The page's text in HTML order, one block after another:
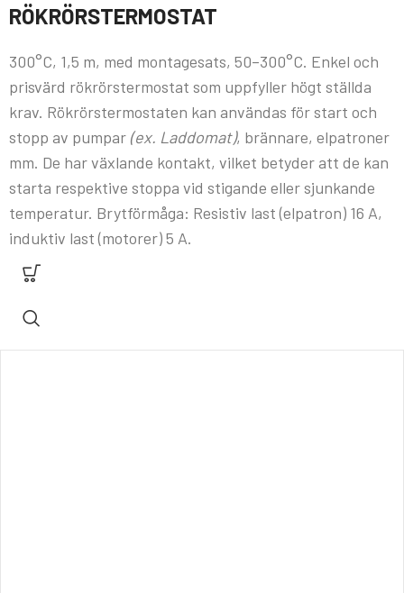
RÖKRÖRSTERMOSTAT
300°C, 1,5 m, med montagesats, 50–300°C. Enkel och
prisvärd rökrörstermostat som uppfyller högt ställda
krav. Rökrörstermostaten kan användas för start och
stopp av pumpar (ex. Laddomat), brännare, elpatroner
mm. De har växlande kontakt, vilket betyder att de kan
starta respektive stoppa vid stigande eller sjunkande
temperatur. Brytförmåga: Resistiv last (elpatron) 16 A,
induktiv last (motorer) 5 A.